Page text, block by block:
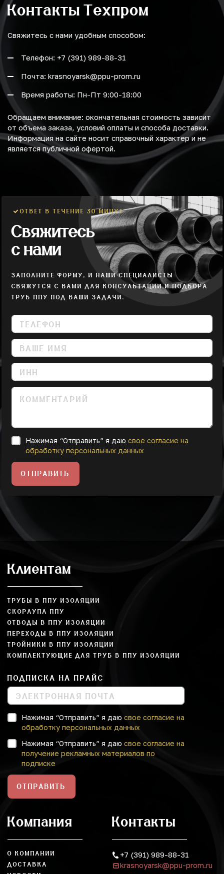
Контакты Техпром
Свяжитесь с нами удобным способом:
Телефон: +7 (391) 989-88-31
Почта: krasnoyarsk@ppu-prom.ru
Время работы: Пн-Пт 9:00-18:00
Обращаем внимание: окончательная стоимость зависит
от объема заказа, условий оплаты и способа доставки.
Информация на сайте носит справочный характер и не
является публичной офертой.
ОТВЕТ В ТЕЧЕНИЕ 30 МИНУТ
Свяжитесь
с нами
ЗАПОЛНИТЕ ФОРМУ, И НАШИ СПЕЦИАЛИСТЫ
СВЯЖУТСЯ С ВАМИ ДЛЯ КОНСУЛЬТАЦИИ И ПОДБОРА
ТРУБ ППУ ПОД ВАШИ ЗАДАЧИ.
Нажимая “Отправить” я даю свое согласие на
обработку персональных данных
ОТПРАВИТЬ
Клиентам
ТРУБЫ В ППУ ИЗОЛЯЦИИ
СКОРЛУПА ППУ
ОТВОДЫ В ППУ ИЗОЛЯЦИИ
ПЕРЕХОДЫ В ППУ ИЗОЛЯЦИИ
ТРОЙНИКИ В ППУ ИЗОЛЯЦИИ
КОМПЛЕКТУЮЩИЕ ДЛЯ ТРУБ В ППУ ИЗОЛЯЦИИ
ПОДПИСКА НА ПРАЙС
Нажимая “Отправить” я даю свое согласие на
обработку персональных данных
Нажимая “Отправить” я даю свое согласие на
получение рекламных материалов по
подписке
ОТПРАВИТЬ
Компания
О КОМПАНИИ
ДОСТАВКА
Контакты
+7 (391) 989-88-31
krasnoyarsk@ppu-prom.ru